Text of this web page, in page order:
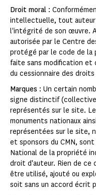
Droit moral :
intellectuelle, tout auteur
l'intégrité de son œuvre.
autorisée par le Centre
protégé par le code de
faite sans modification et
du cessionnaire des
Marques : Un certain
signe distinctif
représentés sur le site.
monuments nationaux
représentées sur le site,
et sponsors du CMN,
National de la propriété
droit d'auteur. Rien de
être utilisé, ajouté ou
soit sans un accord écrit